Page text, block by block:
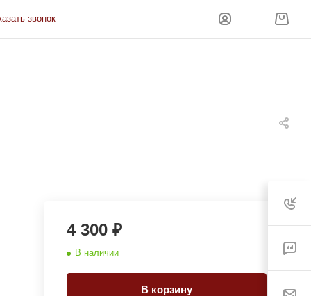
звонок
4 300 ₽
В наличии
В корзину